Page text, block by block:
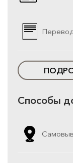
Способы